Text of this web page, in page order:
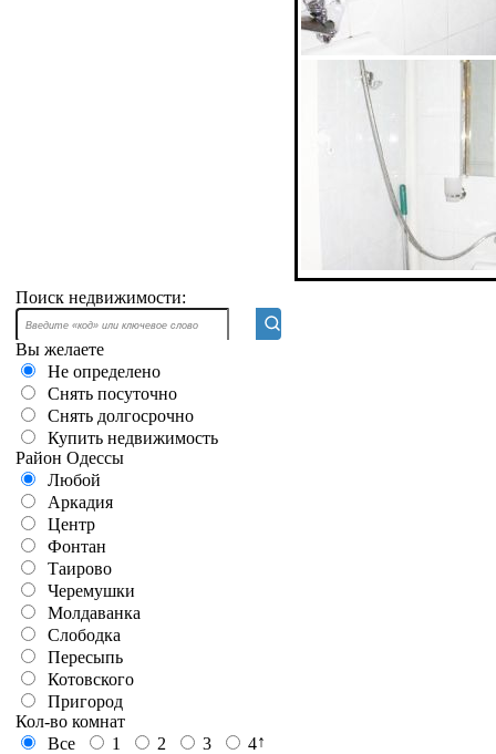
Поиск недвижимости:
Вы желаете
Не определено
Снять посуточно
Снять долгосрочно
Купить недвижимость
Район Одессы
Любой
Аркадия
Центр
Фонтан
Таирово
Черемушки
Молдаванка
Слободка
Пересыпь
Котовского
Пригород
Кол-во комнат
Все
1 2 3 4↑